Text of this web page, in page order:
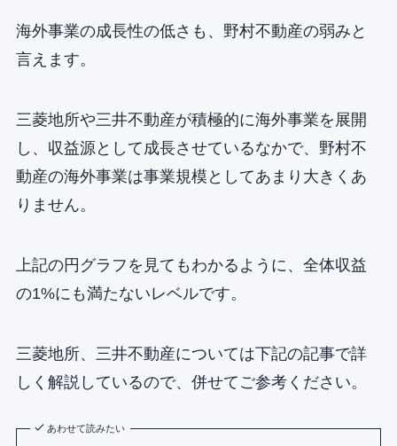
海外事業の成長性の低さも、野村不動産の弱みと
言えます。
三菱地所や三井不動産が積極的に海外事業を展開
し、収益源として成長させているなかで、野村不
動産の海外事業は事業規模としてあまり大きくあ
りません。
上記の円グラフを見てもわかるように、全体収益
の1%にも満たないレベルです。
三菱地所、三井不動産については下記の記事で詳
しく解説しているので、併せてご参考ください。
あわせて読みたい